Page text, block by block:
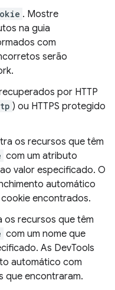
. Mostre
na guia
com
serão
por HTTP
) ou HTTPS protegido
os recursos que têm
com um atributo
valor especificado. O
automático
encontrados.
os recursos que têm
com um nome que
As DevTools
automático com
que encontraram.